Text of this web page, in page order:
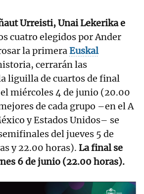
Urreisti, Unai Lekerika e
cuatro elegidos por Ander
la primeraEuskal
cerrarán las
liguilla de cuartos de final
miércoles 4 de junio (20.00
de cada grupo –en el A
y Estados Unidos– se
del jueves 5 de
y 22.00 horas). La final se
6 de junio (22.00 horas).